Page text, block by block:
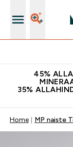
45%
35%
Home MP naiste